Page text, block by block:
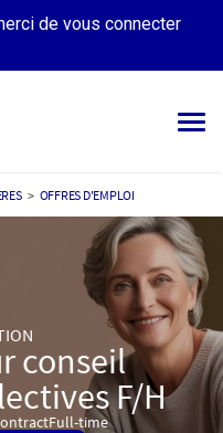
de vous connecter
MON PROFIL
> OFFRES D'EMPLOI
conseil
F/H
Full-time